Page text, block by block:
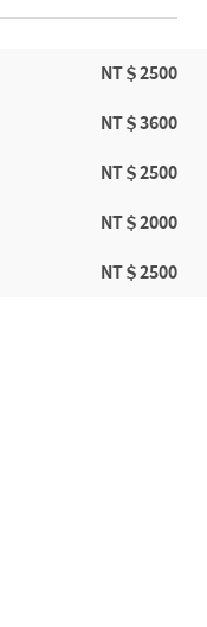
NT＄2500
NT＄3600
NT＄2500
NT＄2000
NT＄2500